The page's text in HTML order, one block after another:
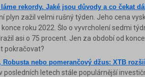
rekordy. Jaké jsou důvody a co čekat
plyn zažil velmi rušný týden. Jeho cena
konce roku 2022. Šlo o vyvrcholení sedmi
asi o 75 procent. Jen za období od
pokračovat?
Robusta nebo pomerančový džus: XTB
posledních letech stále populárnější